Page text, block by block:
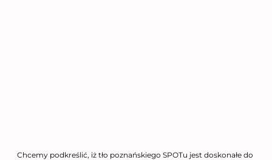
Chcemy podkreślić, iż tło poznańskiego SPOTu jest doskonałe do